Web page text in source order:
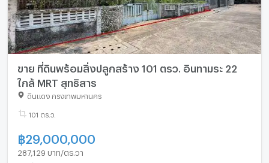
ขาย ที่ดินพร้อมสิ่งปลูกสร้าง 101 ตรว. อินทามระ 22
ใกล้ MRT สุทธิสาร
ดินแดง กรุงเทพมหานคร
101 ตร.ว.
฿29,000,000
287,129 บาท/ตร.วา